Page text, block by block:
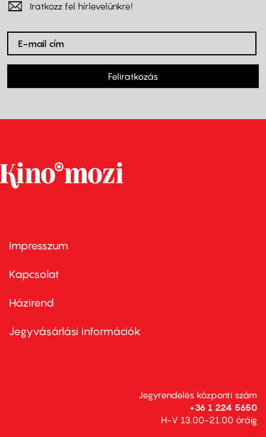
Iratkozz fel hírlevelünkre!
Feliratkozás
Footer
first
Impresszum
Kapcsolat
Footer
second
Házirend
Jegyvásárlási információk
Jegyrendelés központi szám
+36 1 224 5650
H-V 13.00-21.00 óráig